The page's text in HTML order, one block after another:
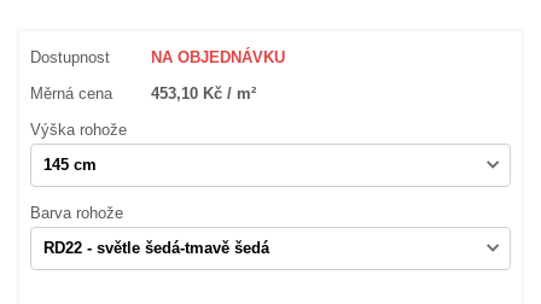
Dostupnost NA OBJEDNÁVKU
Měrná cena 453,10 Kč / m²
Výška rohože
Barva rohože